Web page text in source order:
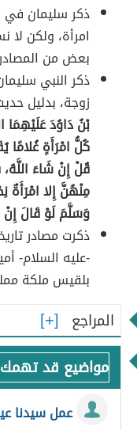
ذكر سليمان في
امرأة، ولكن
بعض من المصادر
ذكر النبي
زوجة، بدليل
بْنُ دَاوُدَ عَلَيْهِمَا
كُلُّ امْرَأَةٍ غُلامًا
قُلْ إِنْ شَاءَ
مِنْهُنَّ إِلا
وَسَلَّمَ لَوْ قَالَ إِنْ
ذكرت مصادر
-عليه السلام-
بلقيس ملكة
المراجع
مواضيع قد تهمك
عمل سيدنا